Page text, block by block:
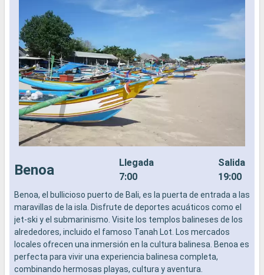
Benoa
Llegada
7:00
Salida
19:00
Benoa, el bullicioso puerto de Bali, es la puerta de entrada a las
maravillas de la isla. Disfrute de deportes acuáticos como el
jet-ski y el submarinismo. Visite los templos balineses de los
alrededores, incluido el famoso Tanah Lot. Los mercados
locales ofrecen una inmersión en la cultura balinesa. Benoa es
perfecta para vivir una experiencia balinesa completa,
combinando hermosas playas, cultura y aventura.